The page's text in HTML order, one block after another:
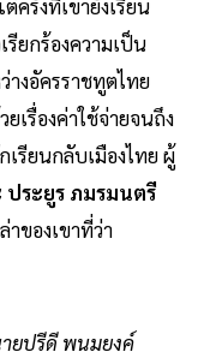
ครั้งที่เขายังเรียน
รียกร้องความเป็น
างอัครราชทูตไทย
เรื่องค่าใช้จ่ายจนถึง
เรียนกลับเมืองไทย ผู้
ประยูร ภมรมนตรี
ของเขาที่ว่า
ยปรีดี พนมยงค์